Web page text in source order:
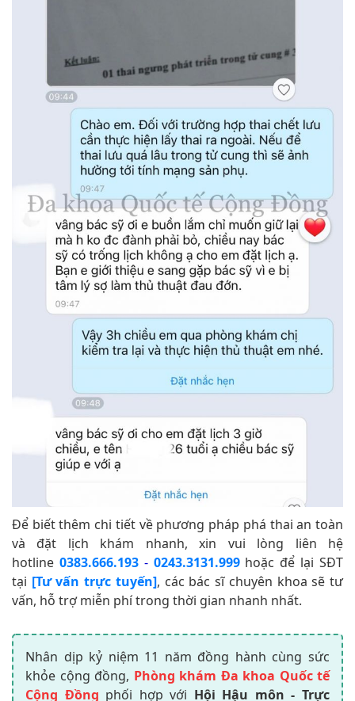
Để biết thêm chi tiết về phương pháp phá thai an toàn
và
đặt lịch khám nhanh, xin vui lòng liên hệ
hotline 0383.666.193- 0243.3131.999hoặc để lại SĐT
tại [Tư vấn trực tuyến], các bác sĩ chuyên khoa sẽ tư
vấn, hỗ trợ miễn phí trong thời gian nhanh nhất.
Nhân dịp kỷ niệm 11 năm đồng hành cùng sức
khỏe cộng đồng, Phòng khám Đa khoa Quốc tế
Cộng Đồng phối hợp với Hội Hậu môn - Trực